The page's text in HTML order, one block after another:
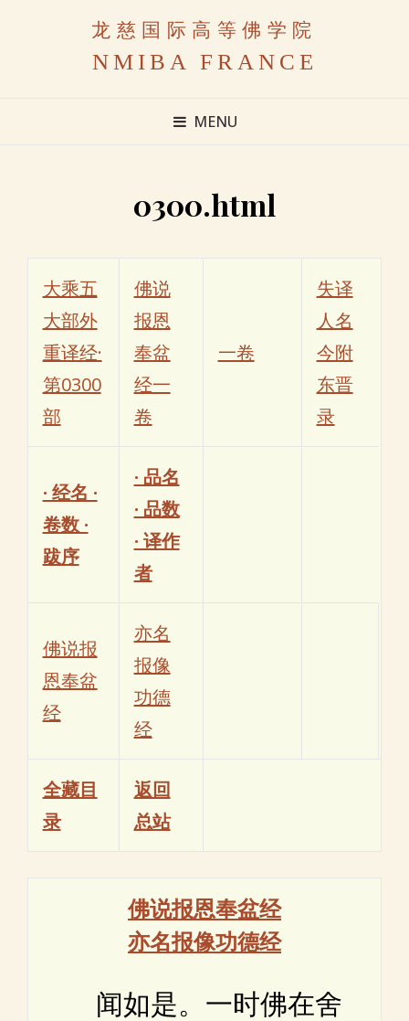
龙慈国际高等佛学院
NMIBA FRANCE
MENU
0300.html
大乘五
大部外
重译经·
第0300
部
佛说
报恩
奉盆
经一
卷
一卷
失译
人名
今附
东晋
录
· 经名 ·
卷数 ·
跋序
· 品名
· 品数
· 译作
者
佛说报
恩奉盆
经
亦名
报像
功德
经
全藏目
录
返回
总站
佛说报恩奉盆经
亦名报像功德经
闻如是。一时佛在舍